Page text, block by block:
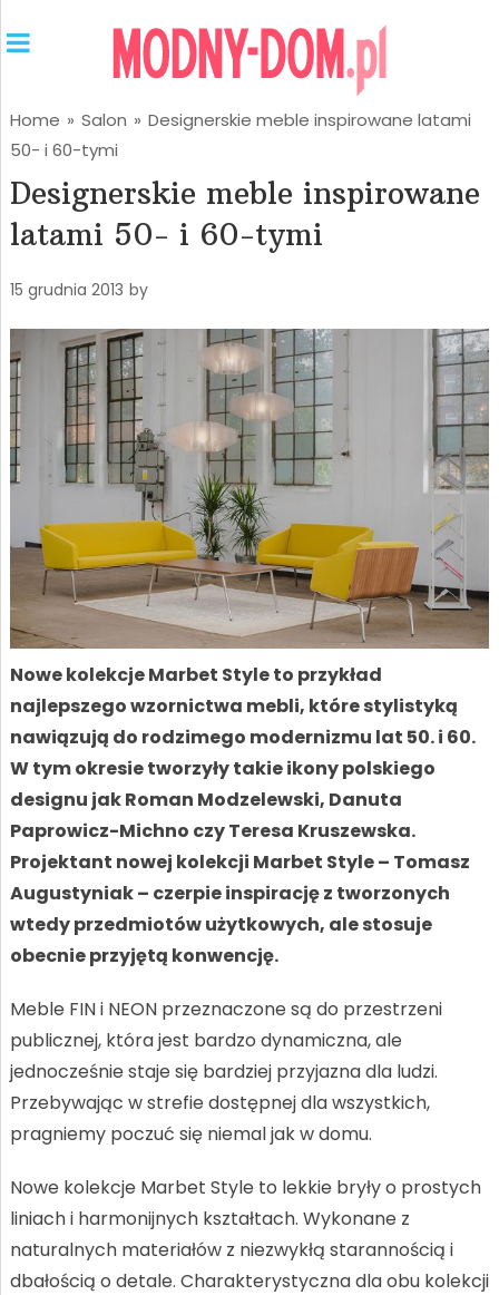
Home » Salon » Designerskie meble inspirowane latami
50- i 60-tymi
Designerskie meble inspirowane
latami 50- i 60-tymi
15 grudnia 2013 by
Nowe kolekcje Marbet Style to przykład
najlepszego wzornictwa mebli, które stylistyką
nawiązują do rodzimego modernizmu lat 50. i 60.
W tym okresie tworzyły takie ikony polskiego
designu jak Roman Modzelewski, Danuta
Paprowicz-Michno czy Teresa Kruszewska.
Projektant nowej kolekcji Marbet Style – Tomasz
Augustyniak – czerpie inspirację z tworzonych
wtedy przedmiotów użytkowych, ale stosuje
obecnie przyjętą konwencję.
Meble FIN i NEON przeznaczone są do przestrzeni
publicznej, która jest bardzo dynamiczna, ale
jednocześnie staje się bardziej przyjazna dla ludzi.
Przebywając w strefie dostępnej dla wszystkich,
pragniemy poczuć się niemal jak w domu.
Nowe kolekcje Marbet Style to lekkie bryły o prostych
liniach i harmonijnych kształtach. Wykonane z
naturalnych materiałów z niezwykłą starannością i
dbałością o detale. Charakterystyczna dla obu kolekcji